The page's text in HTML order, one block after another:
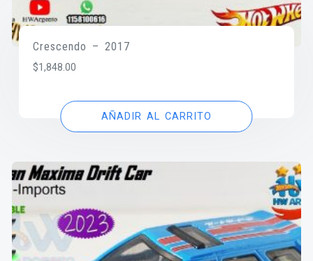
Crescendo – 2017
$1,848.00
AÑADIR AL CARRITO